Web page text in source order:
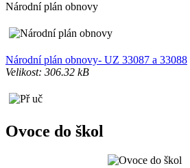
Národní plán obnovy
Národní plán obnovy- UZ 33087 a 33088
Velikost: 306.32 kB
Ovoce do škol